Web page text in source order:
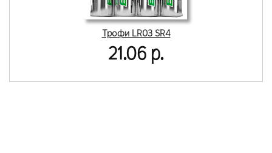
Трофи LR03 SR4
21.06 р.